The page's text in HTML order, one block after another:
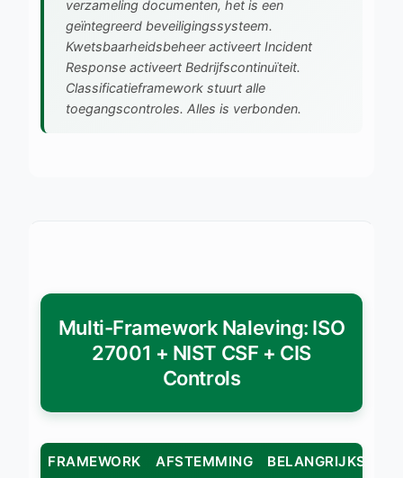
verzameling documenten, het is een
geïntegreerd beveiligingssysteem.
Kwetsbaarheidsbeheer activeert Incident
Response activeert Bedrijfscontinuïteit.
Classificatieframework stuurt alle
toegangscontroles. Alles is verbonden.
Multi-Framework Naleving: ISO
27001 + NIST CSF + CIS
Controls
FRAMEWORK AFSTEMMING BELANGRIJKSTE